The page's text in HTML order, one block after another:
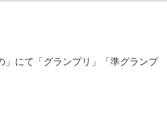
にて「グランプリ」「準グランプ